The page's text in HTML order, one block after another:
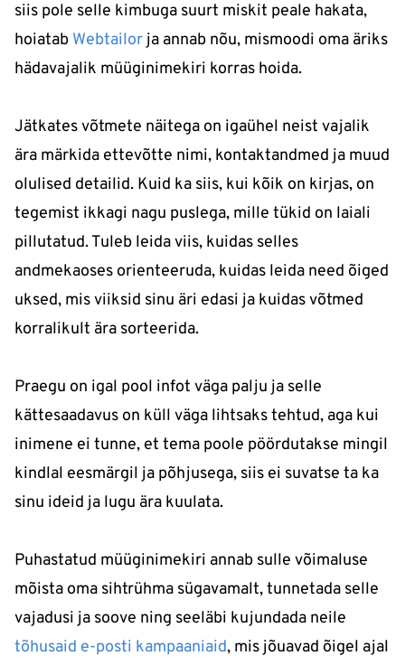
siis pole selle kimbuga suurt miskit peale hakata,
hoiatab Webtailor ja annab nõu, mismoodi oma äriks
hädavajalik müüginimekiri korras hoida.
Jätkates võtmete näitega on igaühel neist vajalik
ära märkida ettevõtte nimi, kontaktandmed ja muud
olulised detailid. Kuid ka siis, kui kõik on kirjas, on
tegemist ikkagi nagu puslega, mille tükid on laiali
pillutatud. Tuleb leida viis, kuidas selles
andmekaoses orienteeruda, kuidas leida need õiged
uksed, mis viiksid sinu äri edasi ja kuidas võtmed
korralikult ära sorteerida.
Praegu on igal pool infot väga palju ja selle
kättesaadavus on küll väga lihtsaks tehtud, aga kui
inimene ei tunne, et tema poole pöördutakse mingil
kindlal eesmärgil ja põhjusega, siis ei suvatse ta ka
sinu ideid ja lugu ära kuulata.
Puhastatud müüginimekiri annab sulle võimaluse
mõista oma sihtrühma sügavamalt, tunnetada selle
vajadusi ja soove ning seeläbi kujundada neile
tõhusaid e-posti kampaaniaid, mis jõuavad õigel ajal